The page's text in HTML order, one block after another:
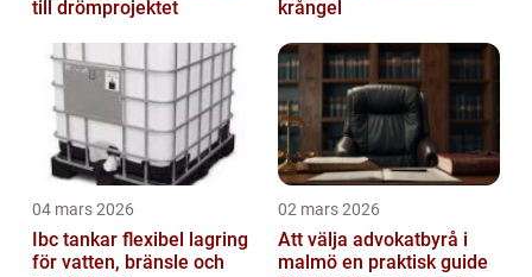
till drömprojektet
krångel
04 mars 2026
Ibc tankar flexibel lagring
för vatten, bränsle och
02 mars 2026
Att välja advokatbyrå i
malmö en praktisk guide